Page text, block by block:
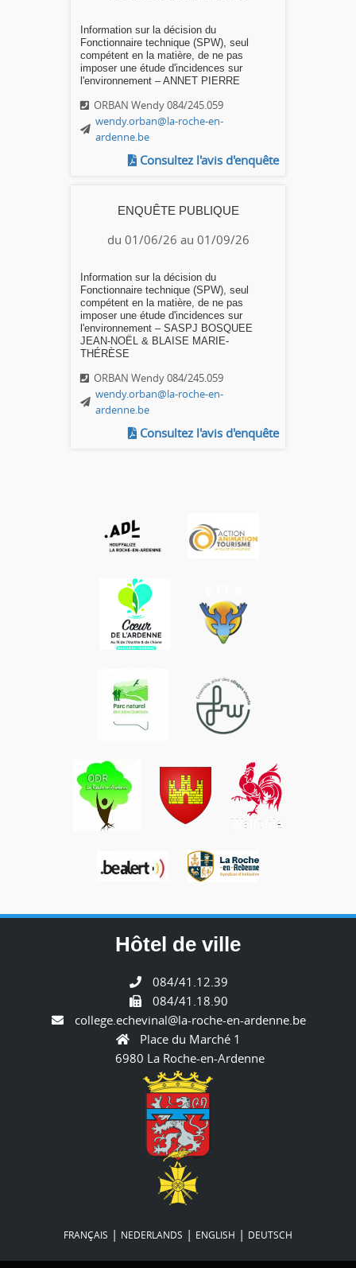
Information sur la décision du
Fonctionnaire technique (SPW), seul
compétent en la matière, de ne pas
imposer une étude d'incidences sur
l'environnement – ANNET PIERRE
ORBAN Wendy 084/245.059
wendy.orban@la-roche-en-
ardenne.be
Consultez l'avis d'enquête
ENQUÊTE PUBLIQUE
du 01/06/26 au 01/09/26
Information sur la décision du
Fonctionnaire technique (SPW), seul
compétent en la matière, de ne pas
imposer une étude d'incidences sur
l'environnement – SASPJ BOSQUEE
JEAN-NOËL & BLAISE MARIE-
THÉRÈSE
ORBAN Wendy 084/245.059
wendy.orban@la-roche-en-
ardenne.be
Consultez l'avis d'enquête
Hôtel de ville
084/41.12.39
084/41.18.90
college.echevinal@la-roche-en-ardenne.be
Place du Marché 1
6980 La Roche-en-Ardenne
FRANÇAIS | NEDERLANDS | ENGLISH | DEUTSCH